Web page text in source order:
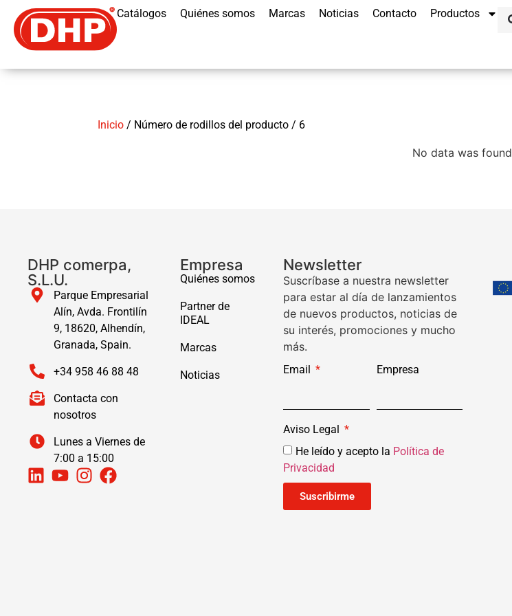
Catálogos Quiénes somos Marcas Noticias Contacto Productos
Inicio / Número de rodillos del producto / 6
No data was found
DHP comerpa,
S.L.U.
Parque Empresarial
Alín, Avda. Frontilín
9, 18620, Alhendín,
Granada, Spain.
+34 958 46 88 48
Contacta con
nosotros
Lunes a Viernes de
7:00 a 15:00
Empresa
Quiénes somos
Partner de
IDEAL
Marcas
Noticias
Newsletter
Suscríbase a nuestra newsletter
para estar al día de lanzamientos
de nuevos productos, noticias de
su interés, promociones y mucho
más.
Email Empresa
Aviso Legal
He leído y acepto la Política de
Privacidad
Suscribirme